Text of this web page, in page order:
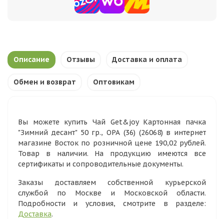
Описание Отзывы Доставка и оплата
Обмен и возврат Оптовикам
Вы можете купить Чай Get&joy Картонная пачка
"Зимний десант" 50 гр., ОРА (36) (26068) в интернет
магазине Восток по розничной цене 190,02 рублей.
Товар в наличии. На продукцию имеются все
сертификаты и сопроводительные документы.
Заказы доставляем собственной курьерской
службой по Москве и Московской области.
Подробности и условия, смотрите в разделе:
Доставка.